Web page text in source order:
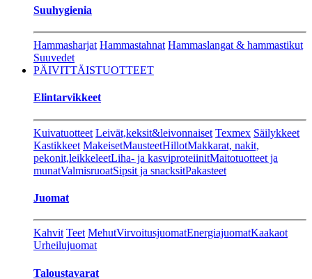
Suuhygienia
Hammasharjat Hammastahnat Hammaslangat & hammastikut
Suuvedet
PÄIVITTÄISTUOTTEET
Elintarvikkeet
Kuivatuotteet Leivät,keksit&leivonnaiset Texmex Säilykkeet
Kastikkeet MakeisetMausteetHillotMakkarat, nakit,
pekonit,leikkeleetLiha- ja kasviproteiinitMaitotuotteet ja
munatValmisruoatSipsit ja snacksitPakasteet
Juomat
Kahvit Teet MehutVirvoitusjuomatEnergiajuomatKaakaot
Urheilujuomat
Taloustavarat